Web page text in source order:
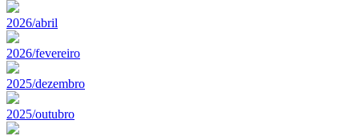
2026/abril
2026/fevereiro
2025/dezembro
2025/outubro